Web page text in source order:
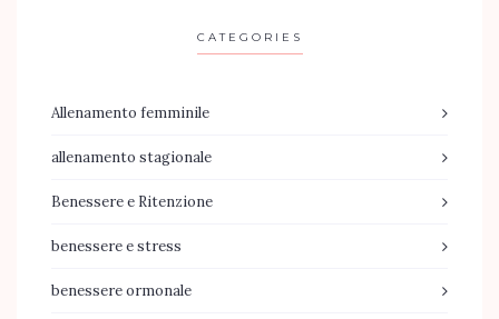
CATEGORIES
Allenamento femminile
allenamento stagionale
Benessere e Ritenzione
benessere e stress
benessere ormonale